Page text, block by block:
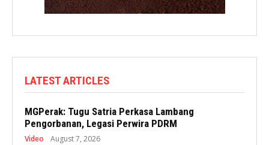
LATEST ARTICLES
MGPerak: Tugu Satria Perkasa Lambang
Pengorbanan, Legasi Perwira PDRM
Video August 7, 2026